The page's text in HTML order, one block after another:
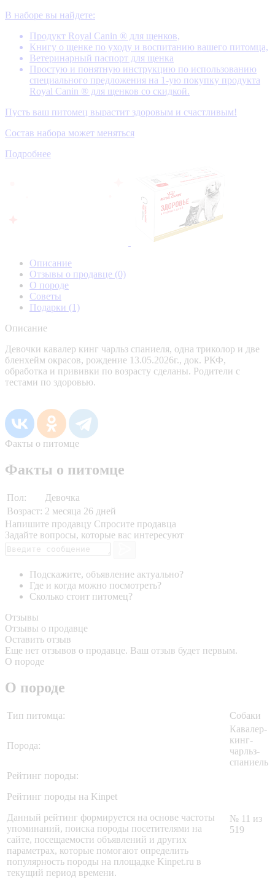
В наборе вы найдете:
Продукт Royal Canin ® для щенков,
Книгу о щенке по уходу и воспитанию вашего питомца,
Ветеринарный паспорт для щенка
Простую и понятную инструкцию по использованию
специального предложения на 1-ую покупку продукта
Royal Canin ® для щенков со скидкой.
Пусть ваш питомец вырастит здоровым и счастливым!
Состав набора может меняться
Подробнее
Описание
Отзывы о продавце (0)
О породе
Советы
Подарки (1)
Описание
Девочки кавалер кинг чарльз спаниеля, одна триколор и две
бленхейм окрасов, рождение 13.05.2026г., док. РКФ,
обработка и прививки по возрасту сделаны. Родители с
тестами по здоровью.
Факты о питомце
Факты о питомце
Пол:
Девочка
Возраст: 2 месяца 26 дней
Напишите продавцу Спросите продавца
Задайте вопросы, которые вас интересуют
Подскажите, объявление актуально?
Где и когда можно посмотреть?
Сколько стоит питомец?
Отзывы
Отзывы о продавце
Оставить отзыв
Еще нет отзывов о продавце. Ваш отзыв будет первым.
О породе
О породе
Тип питомца: Собаки
Порода:
Кавалер-
кинг-
чарльз-
спаниель
Рейтинг породы:
Рейтинг породы на Kinpet
Данный рейтинг формируется на основе частоты
упоминаний, поиска породы посетителями на
сайте, посещаемости объявлений и других
параметрах, которые помогают определить
популярность породы на площадке Kinpet.ru в
текущий период времени.
№ 11 из
519